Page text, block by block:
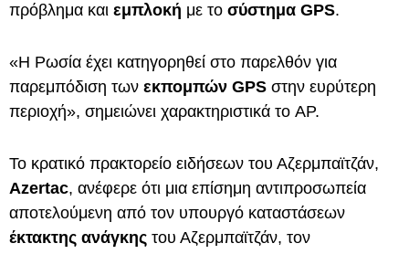
πρόβλημα και εμπλοκή με το σύστημα GPS.
«Η Ρωσία έχει κατηγορηθεί στο παρελθόν για
παρεμπόδιση των εκπομπών GPS στην ευρύτερη
περιοχή», σημειώνει χαρακτηριστικά το AP.
Το κρατικό πρακτορείο ειδήσεων του Αζερμπαϊτζάν,
Azertac, ανέφερε ότι μια επίσημη αντιπροσωπεία
αποτελούμενη από τον υπουργό καταστάσεων
έκτακτης ανάγκης του Αζερμπαϊτζάν, τον